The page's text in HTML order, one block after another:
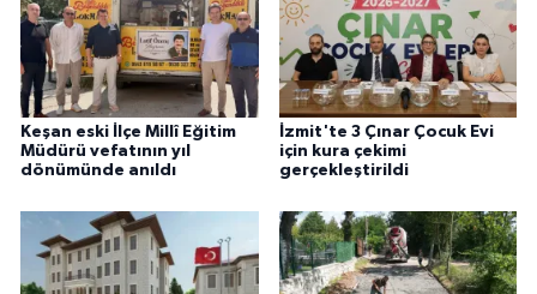
Keşan eski İlçe Millî Eğitim
Müdürü vefatının yıl
dönümünde anıldı
İzmit'te 3 Çınar Çocuk Evi
için kura çekimi
gerçekleştirildi